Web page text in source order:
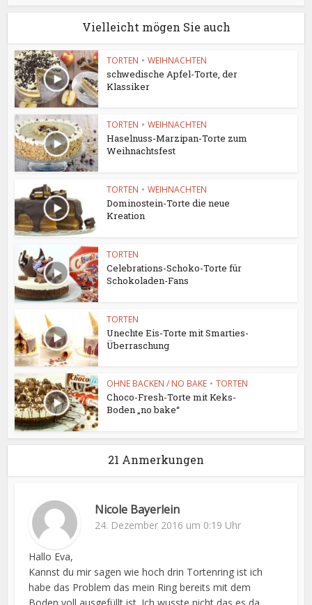
Vielleicht mögen Sie auch
TORTEN • WEIHNACHTEN
schwedische Apfel-Torte, der
Klassiker
TORTEN • WEIHNACHTEN
Haselnuss-Marzipan-Torte zum
Weihnachtsfest
TORTEN • WEIHNACHTEN
Dominostein-Torte die neue
Kreation
TORTEN
Celebrations-Schoko-Torte für
Schokoladen-Fans
TORTEN
Unechte Eis-Torte mit Smarties-
Überraschung
OHNE BACKEN / NO BAKE • TORTEN
Choco-Fresh-Torte mit Keks-
Boden „no bake“
21 Anmerkungen
Nicole Bayerlein
24. Dezember 2016 um 0:19 Uhr
Hallo Eva,
Kannst du mir sagen wie hoch drin Tortenring ist ich
habe das Problem das mein Ring bereits mit dem